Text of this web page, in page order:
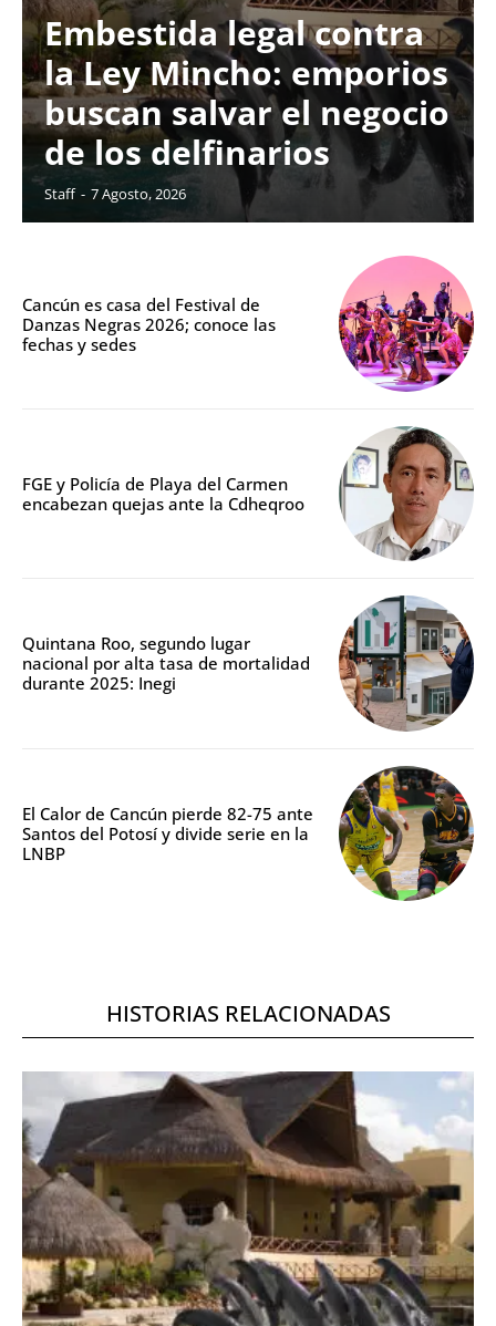
Embestida legal contra
la Ley Mincho: emporios
buscan salvar el negocio
de los delfinarios
Staff - 7 Agosto, 2026
Cancún es casa del Festival de
Danzas Negras 2026; conoce las
fechas y sedes
FGE y Policía de Playa del Carmen
encabezan quejas ante la Cdheqroo
Quintana Roo, segundo lugar
nacional por alta tasa de mortalidad
durante 2025: Inegi
El Calor de Cancún pierde 82-75 ante
Santos del Potosí y divide serie en la
LNBP
HISTORIAS RELACIONADAS